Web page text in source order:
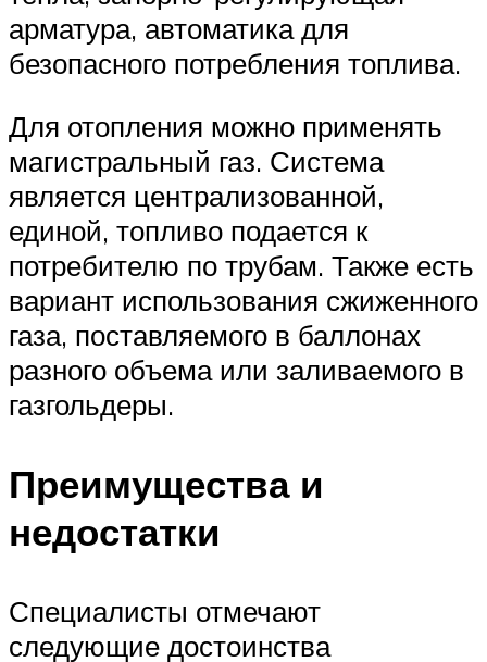
арматура, автоматика для
безопасного потребления топлива.
Для отопления можно применять
магистральный газ. Система
является централизованной,
единой, топливо подается к
потребителю по трубам. Также есть
вариант использования сжиженного
газа, поставляемого в баллонах
разного объема или заливаемого в
газгольдеры.
Преимущества и
недостатки
Специалисты отмечают
следующие достоинства